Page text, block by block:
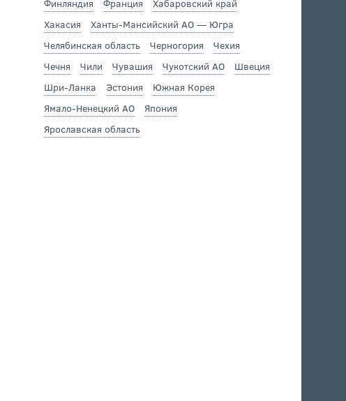
Финляндия
Франция
Хабаровский край
Хакасия
Ханты-Мансийский АО — Югра
Челябинская область
Черногория
Чехия
Чечня
Чили Чувашия Чукотский АО
Швеция
Шри-Ланка
Эстония
Южная Корея
Ямало-Ненецкий АО
Япония
Ярославская область